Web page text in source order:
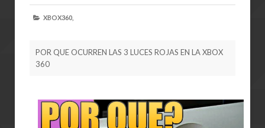
XBOX360,
POR QUE OCURREN LAS 3 LUCES ROJAS EN LA XBOX
360